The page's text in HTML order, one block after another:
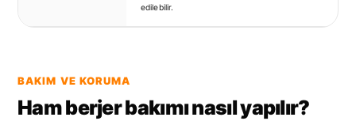
edilebilir.
BAKIM VE KORUMA
Ham berjer bakımı nasıl yapılır?